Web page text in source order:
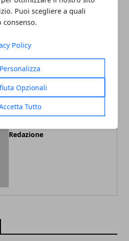
Puoi scegliere a quali
consenso.
Policy
Personalizza
Opzionali
Tutto
impatto ambientale
Redazione